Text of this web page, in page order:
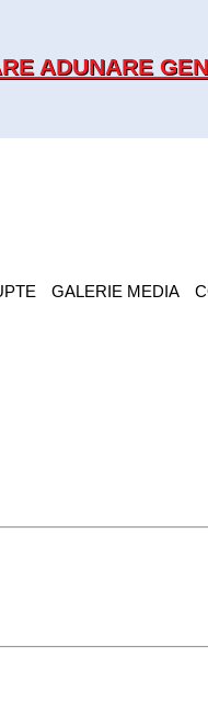
ADUNARE
GALERIE MEDIA